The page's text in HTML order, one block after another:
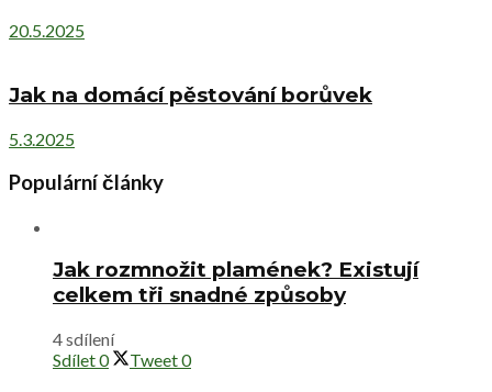
20.5.2025
Jak na domácí pěstování borůvek
5.3.2025
Populární články
Jak rozmnožit plamének? Existují
celkem tři snadné způsoby
4 sdílení
Sdílet0 Tweet0